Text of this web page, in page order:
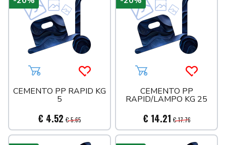
Aggiungi al carrelloAcquista più tardi
CEMENTO PP RAPID KG
5
€ 4.52 € 5.65
Aggiungi al carrello
CEMENTO PP
RAPID/LAMPO KG 25
€ 14.21 € 17.76